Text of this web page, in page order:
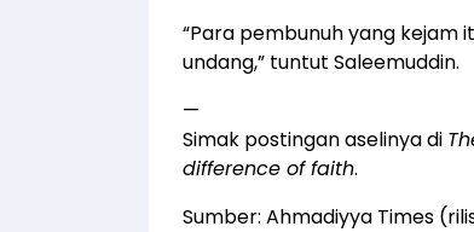
“Para pembunuh yang kejam
undang,” tuntut Saleemuddin.
—
Simak postingan aselinya di
difference of faith.
Sumber: Ahmadiyya Times